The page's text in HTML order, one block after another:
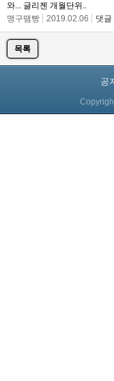
와... 글리젠 개월단위..
맹구땜빵
2019.02.06 댓글
목록
공